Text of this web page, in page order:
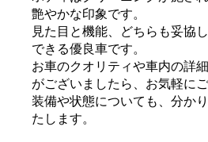
艶やかな印象です。
見た目と機能、どちらも妥協
できる優良車です。
お車のクオリティや車内の詳
がございましたら、お気軽に
装備や状態についても、分か
たします。